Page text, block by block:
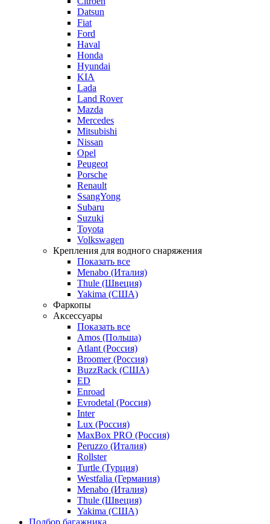
Datsun
Fiat
Ford
Haval
Honda
Hyundai
KIA
Lada
Land Rover
Mazda
Mercedes
Mitsubishi
Nissan
Opel
Peugeot
Porsche
Renault
SsangYong
Subaru
Suzuki
Toyota
Volkswagen
Крепления для водного снаряжения
Показать все
Menabo (Италия)
Thule (Швеция)
Yakima (США)
Фаркопы
Аксессуары
Показать все
Amos (Польша)
Atlant (Россия)
Broomer (Россия)
BuzzRack (США)
ED
Enroad
Evrodetal (Россия)
Inter
Lux (Россия)
MaxBox PRO (Россия)
Peruzzo (Италия)
Rollster
Turtle (Турция)
Westfalia (Германия)
Menabo (Италия)
Thule (Швеция)
Yakima (США)
Подбор багажника